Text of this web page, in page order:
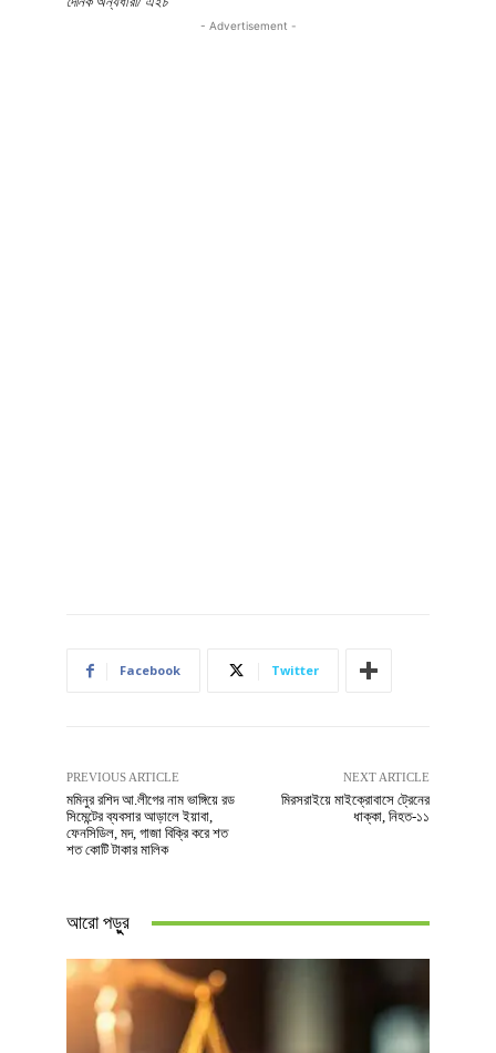
- Advertisement -
Facebook Twitter
PREVIOUS ARTICLE
মমিনুর রশিদ আ.লীগের নাম ভাঙ্গিয়ে রড
সিমেন্টের ব্যবসার আড়ালে ইয়াবা,
ফেনসিডিল, মদ, গাজা বিক্রি করে শত
শত কোটি টাকার মালিক
NEXT ARTICLE
মিরসরাইয়ে মাইক্রোবাসে ট্রেনের
ধাক্কা, নিহত-১১
আরো পড়ুুর